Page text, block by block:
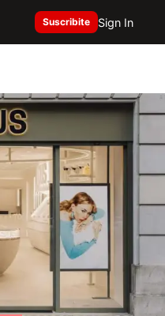
Suscribite Sign In